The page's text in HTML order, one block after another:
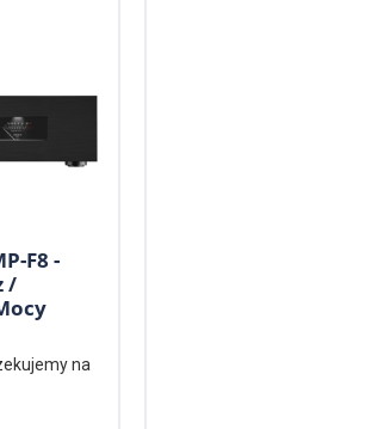
F8 -
/
na